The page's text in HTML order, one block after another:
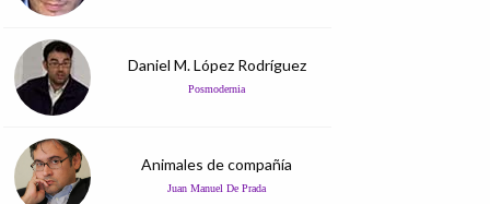
Daniel M. López Rodríguez
Posmodernia
Animales de compañía
Juan Manuel De Prada